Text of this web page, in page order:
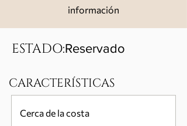
información
ESTADO:Reservado
CARACTERÍSTICAS
Cerca de la costa